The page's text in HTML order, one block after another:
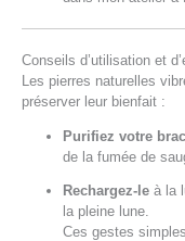
Conseils d’utilisation et
Les pierres naturelles
préserver leur bienfait :
Purifiez votre
de la fumée de
Rechargez-le à la
la pleine lune.
Ces gestes